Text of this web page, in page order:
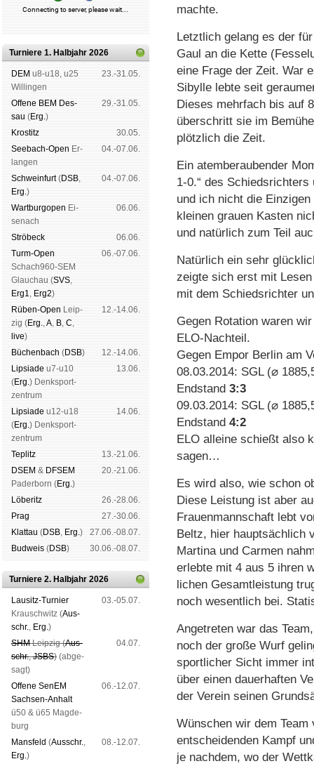
Turniere 1. Halbjahr 2026
DEM u8-u18, u25
Wil­lin­gen
23.-31.05.
Offene BEM Des­
sau (Erg.)
29.-31.05.
Kros­titz
30.05.
See­bach-Open Er­
lan­gen
04.-07.06.
Schwein­furt(DSB,
Erg.)
04.-07.06.
Wart­burg­open Ei­
se­nach
06.06.
Strö­beck
06.06.
Turm-Open
Schach960-SEM
Glau­chau (SVS,
Erg1, Erg2)
06.-07.06.
Rüben-Open Leip­
zig (Erg.,A, B, C,
live)
12.-14.06.
Büchen­bach (DSB)
12.-14.06.
Lipsiade u7-u10
(Erg.) Denk­sport­
zen­trum
13.06.
Lipsiade u12-u18
(Erg.) Denk­sport­
zen­trum
14.06.
Tep­litz
13.-21.06.
DSEM & DFSEM
Pader­born (Erg.)
20.-21.06.
Lö­be­ritz
26.-28.06.
Prag
27.-30.06.
Klat­tau (DSB, Erg.)
27.06.-08.07.
Bud­weis (DSB) 30.06.-08.07.
Turniere 2. Halbjahr 2026
Lau­sitz-Tur­nier
Krausch­witz (Aus­
schr., Erg.)
03.-05.07.
SHMLeip­zig (Aus­
schr.,JSBS) (ab­ge­
sagt)
04.07.
Offene SenEM
Sach­sen-An­halt
ü50 & ü65 Mag­de­
burg
06.-12.07.
Mans­feld (Aus­schr.,
Erg.)
08.-12.07.
machte.
Letztlich gelang es der
Gaul an die Kette
eine Frage der Zeit. War
Sibylle lebte seit
Dieses mehrfach bis auf
überschritt sie im
plötzlich die Zeit.
Ein atemberaubender
1-0.“ des
und ich nicht die
kleinen grauen Kasten
und natürlich zum Teil
Natürlich ein sehr
zeigte sich erst mit
mit dem Schiedsrichter
Gegen Rotation waren
ELO-Nachteil.
Gegen Empor Berlin am
08.03.2014: SGL (⌀
Endstand 3:3
09.03.2014: SGL (⌀
Endstand 4:2
ELO alleine schießt also
sagen…
Es wird also, wie schon
Diese Leistung ist aber
Frauen­mann­schaft lebt
Beltz, hier hauptsächlich
Martina und Carmen
erlebte mit 4 aus 5 ihren
lichen Gesamt­leistung
noch wesentlich bei.
Angetreten war das
noch der große Wurf
sportlicher Sicht immer
über einen dauer­haften
der Verein seinen
Wünschen wir dem
entscheidenden Kampf
je nachdem, wo der